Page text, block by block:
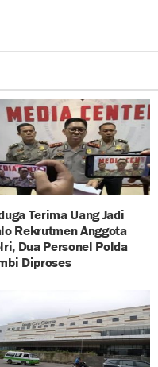
Terima Uang Jadi
Rekrutmen Anggota
Dua Personel Polda
Diproses